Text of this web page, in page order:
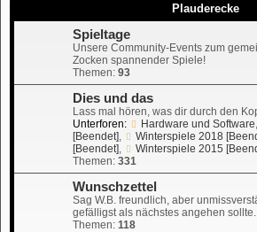
Plauderecke
Spieltage
Unsere Community-Events zum
Zocken spannender Spiele!
Themen: 93
Dies und das
Lass mal hören, was dir durch den
Unterforen:
Hardware und Software,
[Beendet], Winterspiele 2018
[Beendet],
Winterspiele 2015
Themen: 331
Wunschzettel
Sag W.B. freundlich, aber
gefälligst als nächstes angehen sollte.
Themen: 118